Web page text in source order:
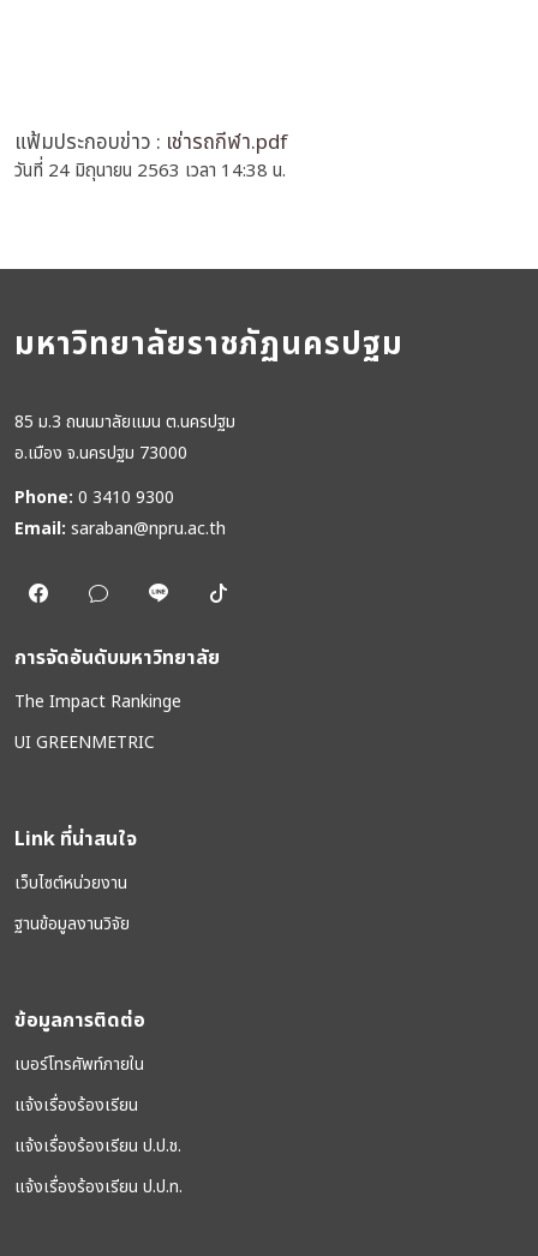
แฟ้มประกอบข่าว : เช่ารถกีฬา.pdf
วันที่ 24 มิถุนายน 2563 เวลา 14:38 น.
มหาวิทยาลัยราชภัฏนครปฐม
85 ม.3 ถนนมาลัยแมน ต.นครปฐม
อ.เมือง จ.นครปฐม 73000
Phone: 0 3410 9300
Email: saraban@npru.ac.th
การจัดอันดับมหาวิทยาลัย
The Impact Rankinge
UI GREENMETRIC
Link ที่น่าสนใจ
เว็บไซต์หน่วยงาน
ฐานข้อมูลงานวิจัย
ข้อมูลการติดต่อ
เบอร์โทรศัพท์ภายใน
แจ้งเรื่องร้องเรียน
แจ้งเรื่องร้องเรียน ป.ป.ช.
แจ้งเรื่องร้องเรียน ป.ป.ท.